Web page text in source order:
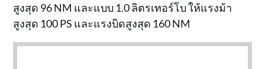
สูงสุด 96 NM และแบบ 1.0 ลิตรเทอร์โบ ให้แรงม้า
สูงสุด 100 PS และแรงบิดสูงสุด 160 NM